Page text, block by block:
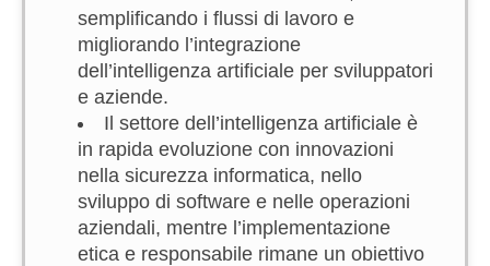
semplificando i flussi di lavoro e
migliorando l’integrazione
dell’intelligenza artificiale per sviluppatori
e aziende.
Il settore dell’intelligenza artificiale è
in rapida evoluzione con innovazioni
nella sicurezza informatica, nello
sviluppo di software e nelle operazioni
aziendali, mentre l’implementazione
etica e responsabile rimane un obiettivo